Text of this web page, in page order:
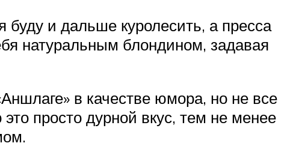
и дальше куролесить, а пресса
натуральным блондином, задавая
в качестве юмора, но не все
просто дурной вкус, тем не менее